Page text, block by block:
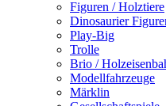
Figuren / Holztiere
Dinosaurier
Play-Big
Trolle
Brio /
Modellfahrzeuge
Märklin